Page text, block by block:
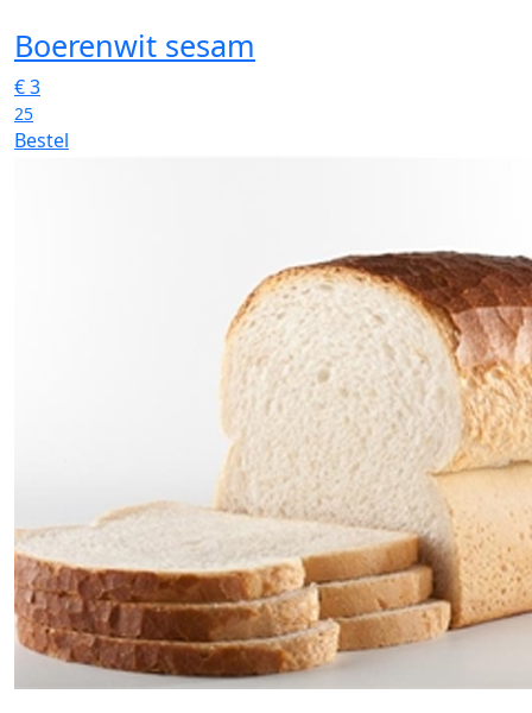
Boerenwit sesam
€3
25
Bestel